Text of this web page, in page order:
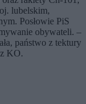
lubelskim,
Posłowie PiS
obywateli. –
państwo z tektury
KO.